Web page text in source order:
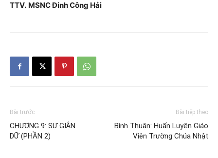
TTV. MSNC Đinh Công Hải
Bài trước
CHƯƠNG 9: SỰ GIẬN
DỮ (PHẦN 2)
Bài tiếp theo
Bình Thuận: Huấn Luyện Giáo
Viên Trường Chúa Nhật